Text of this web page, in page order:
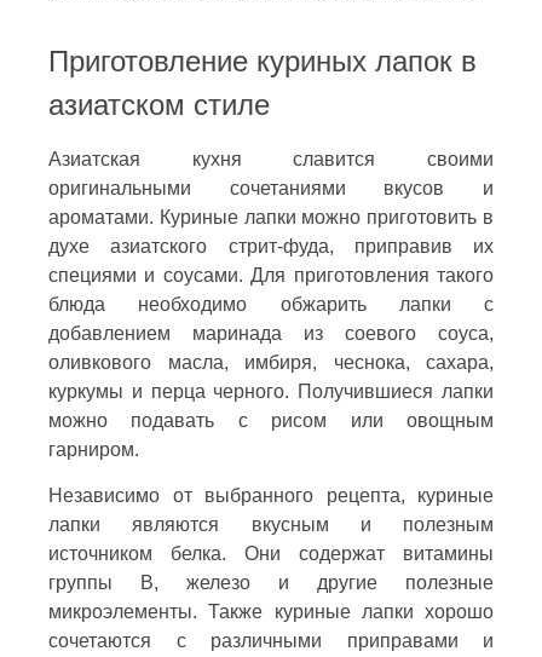
Приготовление куриных лапок в
азиатском стиле
Азиатская кухня славится своими
оригинальными сочетаниями вкусов и
ароматами. Куриные лапки можно приготовить в
духе азиатского стрит-фуда, приправив их
специями и соусами. Для приготовления такого
блюда необходимо обжарить лапки с
добавлением маринада из соевого соуса,
оливкового масла, имбиря, чеснока, сахара,
куркумы и перца черного. Получившиеся лапки
можно подавать с рисом или овощным
гарниром.
Независимо от выбранного рецепта, куриные
лапки являются вкусным и полезным
источником белка. Они содержат витамины
группы В, железо и другие полезные
микроэлементы. Также куриные лапки хорошо
сочетаются с различными приправами и